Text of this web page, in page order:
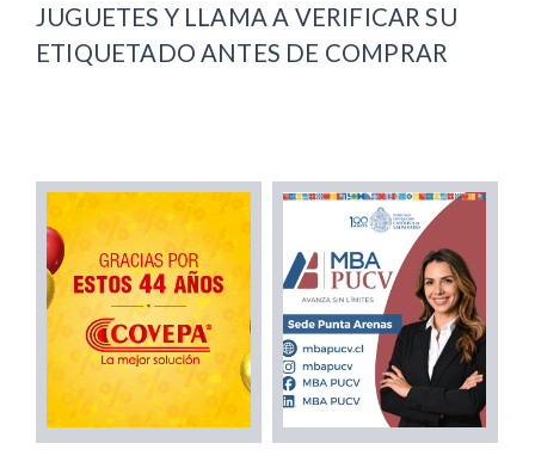
JUGUETES Y LLAMA A VERIFICAR SU
ETIQUETADO ANTES DE COMPRAR